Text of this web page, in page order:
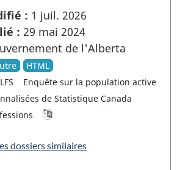
: 1 juil. 2026
: 29 mai 2024
de l'Alberta
HTML
LFS
Enquête sur la population active
de Statistique Canada
dossiers similaires